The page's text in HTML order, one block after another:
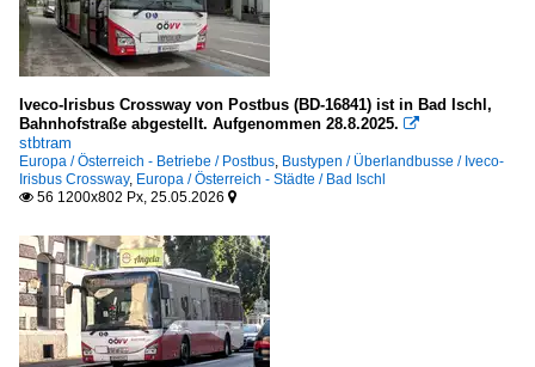
Iveco-Irisbus Crossway von Postbus (BD-16841) ist in Bad Ischl,
Bahnhofstraße abgestellt. Aufgenommen 28.8.2025. 
stbtram
Europa / Österreich - Betriebe / Postbus, Bustypen / Überlandbusse / Iveco-
Irisbus Crossway, Europa / Österreich - Städte / Bad Ischl
 56 1200x802 Px, 25.05.2026 